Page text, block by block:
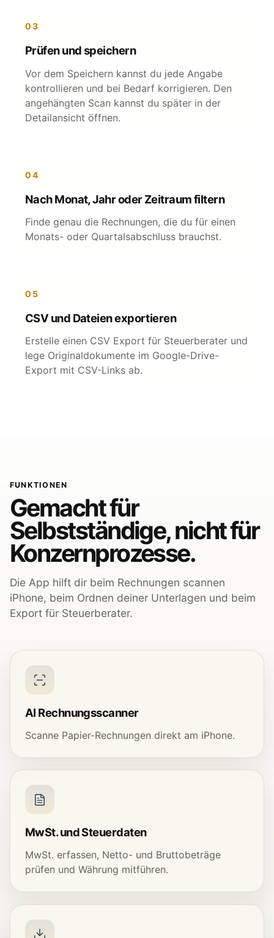
03
Prüfen und speichern
Vor dem Speichern kannst du jede Angabe
kontrollieren und bei Bedarf korrigieren. Den
angehängten Scan kannst du später in der
Detailansicht öffnen.
04
Nach Monat, Jahr oder Zeitraum filtern
Finde genau die Rechnungen, die du für einen
Monats- oder Quartalsabschluss brauchst.
05
CSV und Dateien exportieren
Erstelle einen CSV Export für Steuerberater und
lege Originaldokumente im Google-Drive-
Export mit CSV-Links ab.
FUNKTIONEN
Gemacht für
Selbstständige, nicht für
Konzernprozesse.
Die App hilft dir beim Rechnungen scannen
iPhone, beim Ordnen deiner Unterlagen und beim
Export für Steuerberater.
AI Rechnungsscanner
Scanne Papier-Rechnungen direkt am iPhone.
MwSt. und Steuerdaten
MwSt. erfassen, Netto- und Bruttobeträge
prüfen und Währung mitführen.